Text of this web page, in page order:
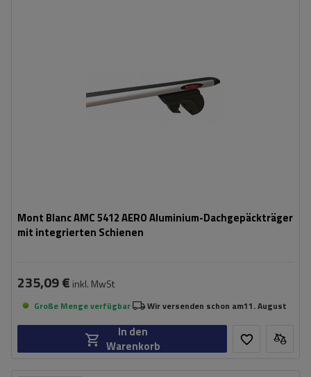
Mont Blanc AMC 5412 AERO Aluminium-Dachgepäckträger
mit integrierten Schienen
235,09 € inkl. MwSt
Große Menge verfügbar Wir versenden schon am11. August
In den
Warenkorb